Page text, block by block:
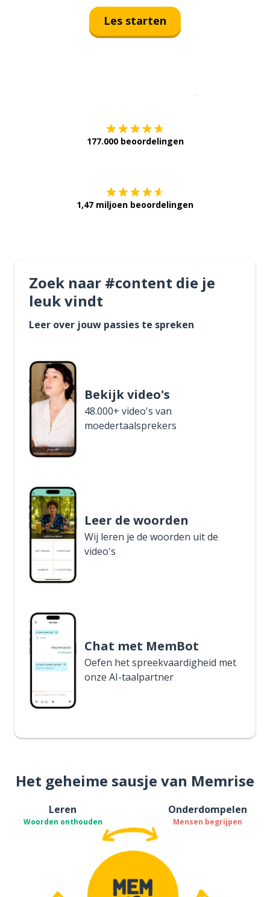
Les starten
177.000 beoordelingen
1,47 miljoen beoordelingen
Zoek naar #content die je
leuk vindt
Leer over jouw passies te spreken
Bekijk video's
48.000+ video's van
moedertaalsprekers
Leer de woorden
Wij leren je de woorden uit de
video's
Chat met MemBot
Oefen het spreekvaardigheid met
onze AI-taalpartner
Het geheime sausje van Memrise
Leren
Woorden onthouden
Onderdompelen
Mensen begrijpen